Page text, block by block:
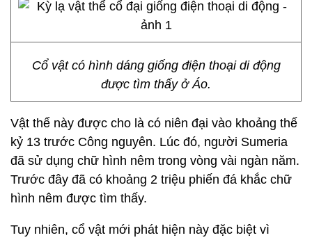
Cổ vật có hình dáng giống điện thoại di động
được tìm thấy ở Áo.
Vật thể này được cho là có niên đại vào khoảng thế
kỷ 13 trước Công nguyên. Lúc đó, người Sumeria
đã sử dụng chữ hình nêm trong vòng vài ngàn năm.
Trước đây đã có khoảng 2 triệu phiến đá khắc chữ
hình nêm được tìm thấy.
Tuy nhiên, cổ vật mới phát hiện này đặc biệt vì